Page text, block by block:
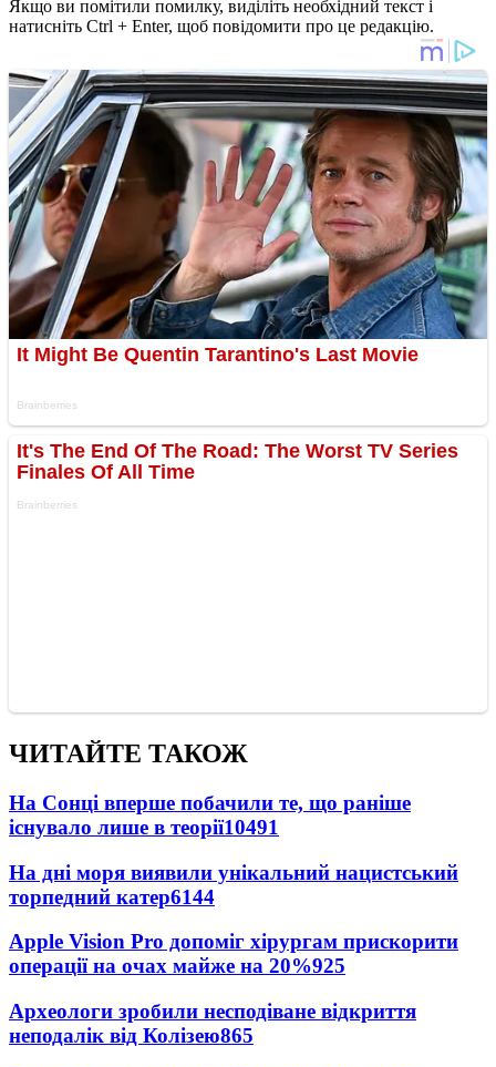
Якщо ви помітили помилку, виділіть необхідний текст і
натисніть Ctrl + Enter, щоб повідомити про це редакцію.
ЧИТАЙТЕ ТАКОЖ
На Сонці вперше побачили те, що раніше
існувало лише в теорії10491
На дні моря виявили унікальний нацистський
торпедний катер6144
Apple Vision Pro допоміг хірургам прискорити
операції на очах майже на 20%925
Археологи зробили несподіване відкриття
неподалік від Колізею865